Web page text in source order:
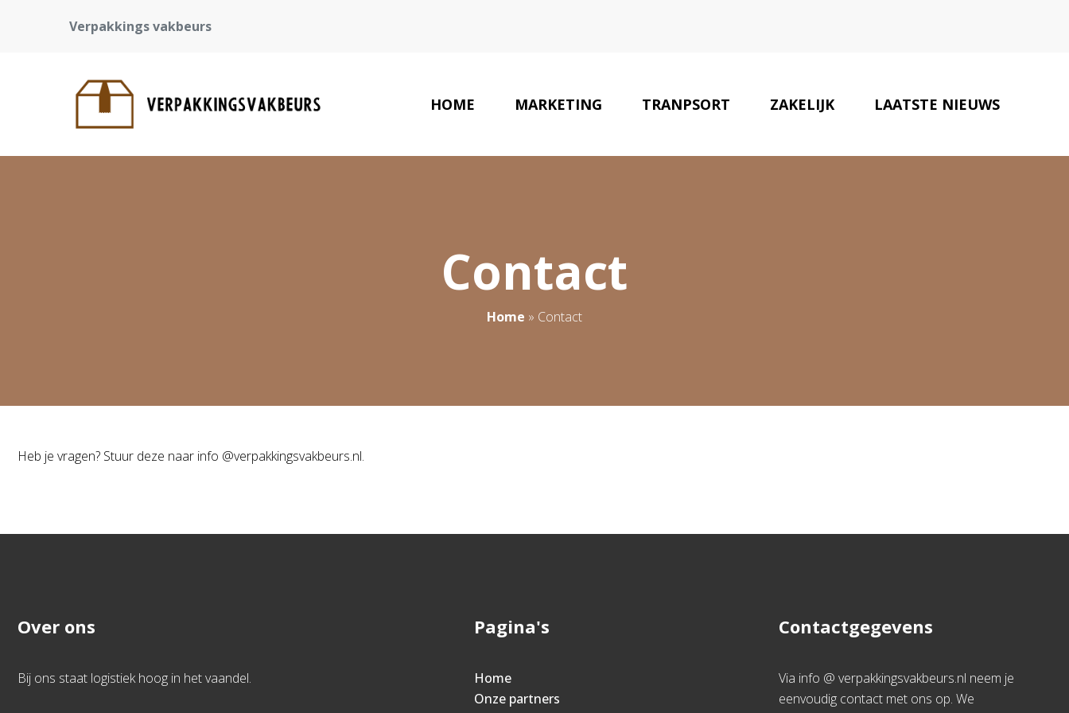
Verpakkings vakbeurs
HOME MARKETING TRANPSORT ZAKELIJK LAATSTE NIEUWS
Contact
Home » Contact
Heb je vragen? Stuur deze naar info @verpakkingsvakbeurs.nl.
Over ons
Bij ons staat logistiek hoog in het vaandel.
Pagina's
Home
Onze partners
Contactgegevens
Via info @ verpakkingsvakbeurs.nl neem je
eenvoudig contact met ons op. We